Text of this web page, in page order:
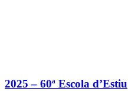
2025 – 60ª Escola d’Estiu